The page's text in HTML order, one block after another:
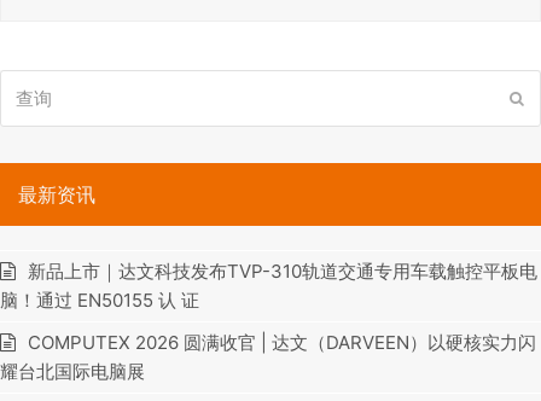
询
最新资讯
新品上市｜达文科技发布TVP-310轨道交通专用车载触控平板电
脑！通过 EN50155 认 证
COMPUTEX 2026 圆满收官 | 达文（DARVEEN）以硬核实力闪
耀台北国际电脑展